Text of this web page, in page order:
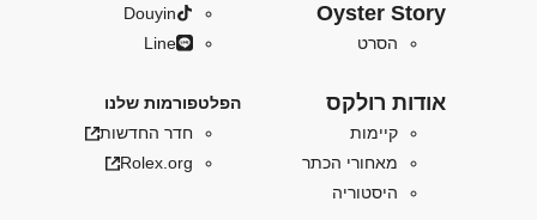
Oyster Story
הסרט
אודות רולקס
קיימות
מאחורי הכתר
היסטוריה
Douyin
Line
הפלטפורמות שלנו
חדר החדשות
Rolex.org